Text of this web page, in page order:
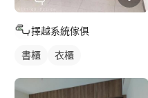
擇越系統傢俱
書櫃 衣櫃